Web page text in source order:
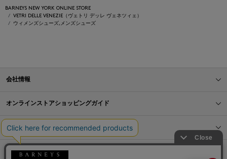
BARNEYS NEW YORK ONLINE STORE
VETRI DELLE VENEZIE（ヴェトリ デッレ ヴェネツィェ）
ウィメンズシューズ,メンズシューズ
会社情報
オンラインストアショッピングガイド
店舗情報
サービス